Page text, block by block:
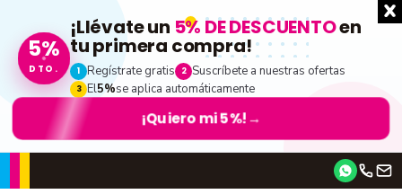
5%
DTO.
¡Llévate un 5% DE DESCUENTOen
tu primera compra!
1 Regístrate gratis 2 Suscríbete a nuestras ofertas
3 El5%se aplica automáticamente
¡Quiero mi 5%! →